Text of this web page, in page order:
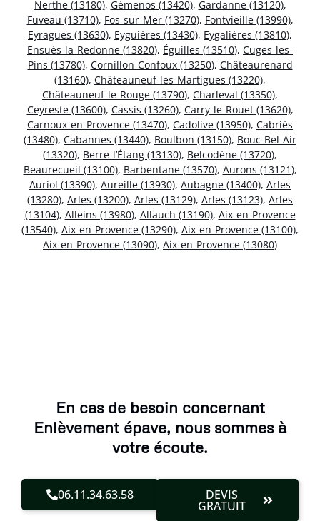
Nerthe (13180), Gémenos (13420), Gardanne (13120),
Fuveau (13710), Fos-sur-Mer (13270), Fontvieille (13990),
Eyragues (13630), Eyguières (13430), Eygalières (13810),
Ensuès-la-Redonne (13820), Éguilles (13510), Cuges-les-
Pins (13780), Cornillon-Confoux (13250), Châteaurenard
(13160), Châteauneuf-les-Martigues (13220),
Châteauneuf-le-Rouge (13790), Charleval (13350),
Ceyreste (13600), Cassis (13260), Carry-le-Rouet (13620),
Carnoux-en-Provence (13470), Cadolive (13950), Cabriès
(13480), Cabannes (13440), Boulbon (13150), Bouc-Bel-Air
(13320), Berre-l’Étang (13130), Belcodène (13720),
Beaurecueil (13100), Barbentane (13570), Aurons (13121),
Auriol (13390), Aureille (13930), Aubagne (13400), Arles
(13280), Arles (13200), Arles (13129), Arles (13123), Arles
(13104), Alleins (13980), Allauch (13190), Aix-en-Provence
(13540), Aix-en-Provence (13290), Aix-en-Provence (13100),
Aix-en-Provence (13090), Aix-en-Provence (13080)
En cas de besoin concernant
Enlèvement épave, nous sommes à
votre écoute.
06.11.34.63.58 DEVIS
GRATUIT